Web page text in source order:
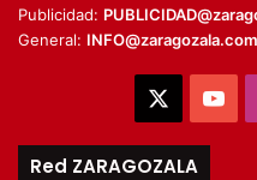
Publicidad:
General: INFO@zaragozala.com
Red ZARAGOZALA